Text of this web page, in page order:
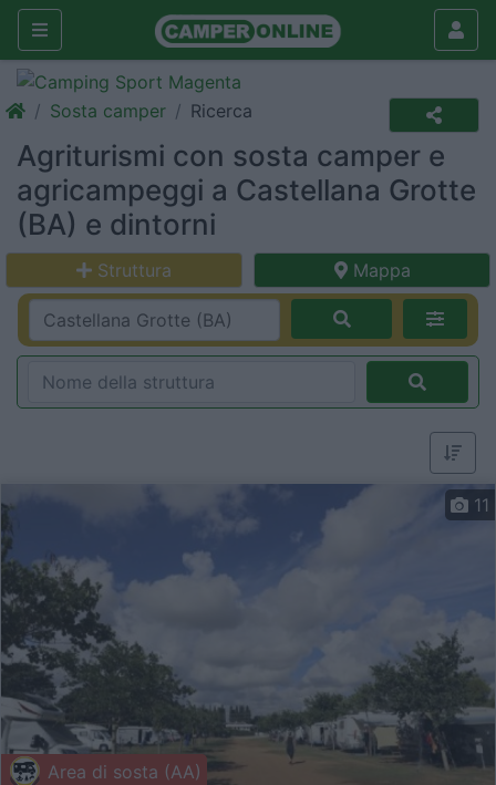
Sosta camper Ricerca
Agriturismi con sosta camper e
agricampeggi a Castellana Grotte
(BA) e dintorni
Struttura Mappa
Area di sosta (AA)
11